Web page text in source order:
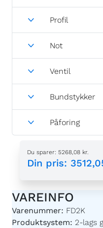
Profil
Not
Ventil
Bundstykker
Påforing
Du sparer: 5268,08 kr.
Din pris:
VAREINFO
Varenummer: FD2K
Produktsystem: 2-lags